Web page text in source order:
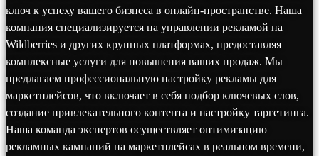
ключ к успеху вашего бизнеса в онлайн-пространстве. Наша
компания специализируется на управлении рекламой на
Wildberries и других крупных платформах, предоставляя
комплексные услуги для повышения ваших продаж. Мы
предлагаем профессиональную настройку рекламы для
маркетплейсов, что включает в себя подбор ключевых слов,
создание привлекательного контента и настройку таргетинга.
Наша команда экспертов осуществляет оптимизацию
рекламных кампаний на маркетплейсах в реальном времени,